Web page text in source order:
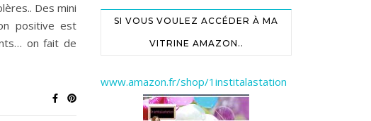
Des mini
positive est
on fait de
SI VOUS VOULEZ ACCÉDER À MA
VITRINE AMAZON..
www.amazon.fr/shop/1institalastation